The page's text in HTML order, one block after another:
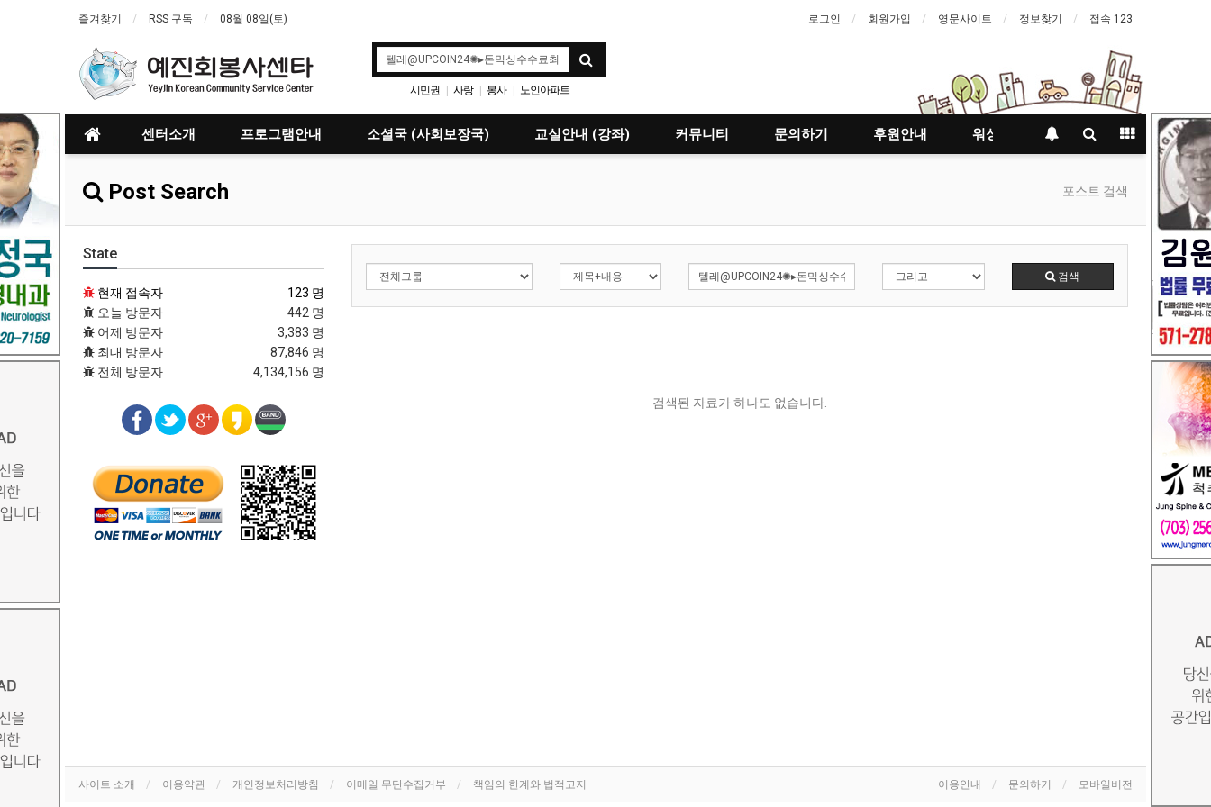
즐겨찾기 RSS 구독 08월 08일(토) 로그인 회원가입 영문사이트 정보찾기 접속 123
시민권 | 사랑 | 봉사 | 노인아파트
센터소개 프로그램안내 소셜국 (사회보장국) 교실안내 (강좌) 커뮤니티 문의하기 후원안내 워싱턴등대지기
Post Search 포스트 검색
검색
검색된 자료가 하나도 없습니다.
State
현재 접속자
123 명
오늘 방문자
442 명
어제 방문자
3,383 명
최대 방문자
87,846 명
전체 방문자
4,134,156 명
사이트 소개 이용약관 개인정보처리방침 이메일 무단수집거부 책임의 한계와 법적고지 이용안내 문의하기 모바일버전